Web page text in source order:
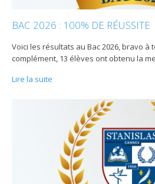
BAC 2026 : 100% DE RÉUSSITE
Voici les résultats au Bac 2026, bravo à
complément, 13 élèves ont obtenu la
Lire la suite